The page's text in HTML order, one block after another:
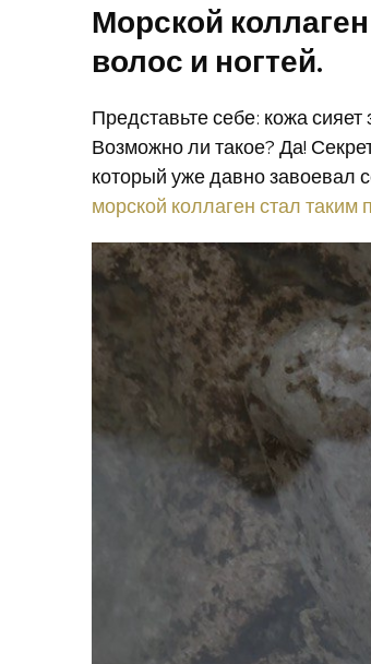
Морской
волос и ногтей.
Представьте себе: кожа
Возможно ли такое? Да!
который уже давно завоевал
морской коллаген стал